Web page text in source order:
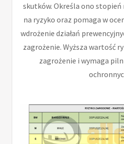
skutków. Określa ono stopień
na ryzyko oraz pomaga w
wdrożenie działań
zagrożenie. Wyższa wartość
zagrożenie i wymaga